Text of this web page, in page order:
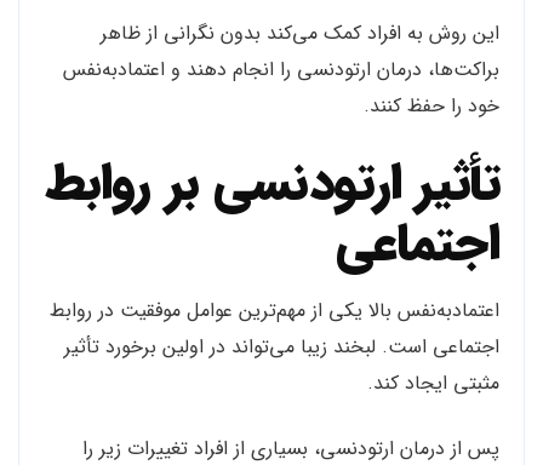
این روش به افراد کمک می‌کند بدون نگرانی از ظاهر
براکت‌ها، درمان ارتودنسی را انجام دهند و اعتمادبه‌نفس
خود را حفظ کنند.
تأثیر ارتودنسی بر روابط
اجتماعی
اعتمادبه‌نفس بالا یکی از مهم‌ترین عوامل موفقیت در روابط
اجتماعی است. لبخند زیبا می‌تواند در اولین برخورد تأثیر
مثبتی ایجاد کند.
پس از درمان ارتودنسی، بسیاری از افراد تغییرات زیر را